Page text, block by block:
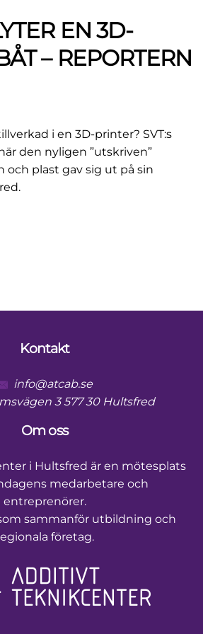
EN 3D-
– REPORTERN
i en 3D-printer? SVT:s
den nyligen ”utskriven”
och plast gav sig ut på sin
Footer
Kontakt
info@atcab.se
3 577 30 Hultsfred
Om oss
i Hultsfred är en mötesplats
medarbetare och
entreprenörer.
sammanför utbildning och
företag.